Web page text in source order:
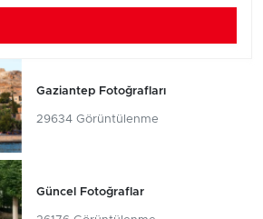
Gaziantep Fotoğrafları
29634 Görüntülenme
Güncel Fotoğraflar